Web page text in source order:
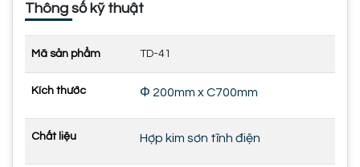
Thông số kỹ thuật
Mã sản phẩm TD-41
Kích thước Φ 200mm x C700mm
Chất liệu Hợp kim sơn tĩnh điện